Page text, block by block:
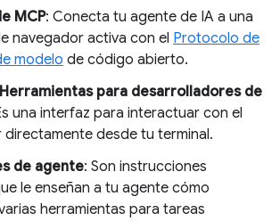
MCP: Conecta tu agente de IA a una
navegador activa con el Protocolo de
modelo de código abierto.
para desarrolladores de
una interfaz para interactuar con el
directamente desde tu terminal.
de agente: Son instrucciones
le enseñan a tu agente cómo
herramientas para tareas